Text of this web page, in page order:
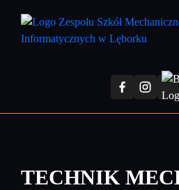
treści
TECHNIK